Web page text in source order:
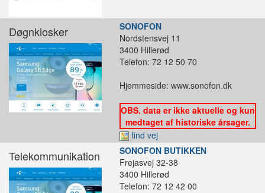
Døgnkiosker
SONOFON
Nordstensvej 11
3400 Hillerød
Telefon: 72 12 50 70
Hjemmeside: www.sonofon.dk
OBS. data er ikke aktuelle og kun
medtaget af historiske årsager.
find vej
Telekommunikation
SONOFON BUTIKKEN
Frejasvej 32-38
3400 Hillerød
Telefon: 72 12 42 00